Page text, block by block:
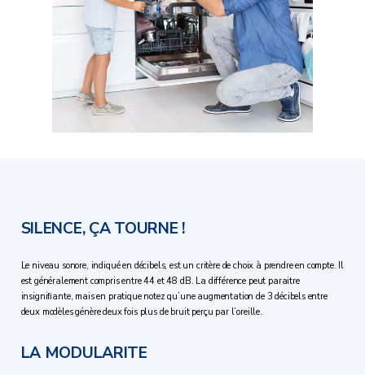
SILENCE, ÇA TOURNE !
Le niveau sonore, indiqué en décibels, est un critère de choix à prendre en compte. Il
est généralement compris entre 44 et 48 dB. La différence peut paraitre
insigniﬁante, mais en pratique notez qu’une augmentation de 3 décibels entre
deux modèles génère deux fois plus de bruit perçu par l’oreille.
LA MODULARITE